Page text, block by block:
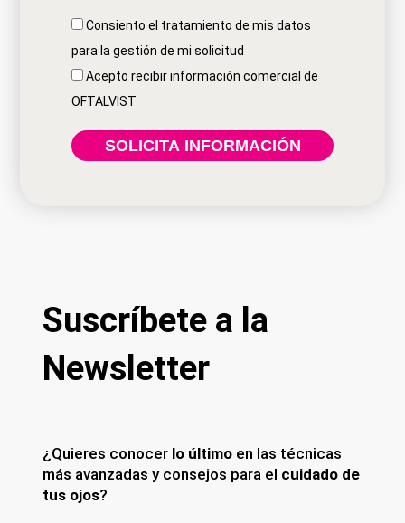
Consiento el tratamiento de mis datos
para la gestión de mi solicitud
Acepto recibir información comercial de
OFTALVIST
Suscríbete a la
Newsletter
¿Quieres conocer lo último en las técnicas
más avanzadas y consejos para el cuidado de
tus ojos?